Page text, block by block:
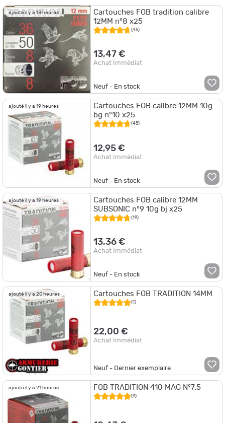
ajouté il y a 18 heures
Cartouches FOB tradition calibre
12MM n°8 x25
(45)
13,47 €
Achat Immédiat
Neuf - En stock
ajouté il y a 19 heures
Cartouches FOB calibre 12MM 10g
bg n°10 x25
(45)
12,95 €
Achat Immédiat
Neuf - En stock
ajouté il y a 19 heures
Cartouches FOB calibre 12MM
SUBSONIC n°9 10g bj x25
(19)
13,36 €
Achat Immédiat
Neuf - En stock
ajouté il y a 20 heures Cartouches FOB TRADITION 14MM
(1)
22,00 €
Achat Immédiat
Neuf - Dernier exemplaire
ajouté il y a 21 heures FOB TRADITION 410 MAG N°7.5
(9)